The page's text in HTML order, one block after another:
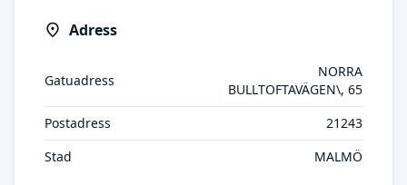
Adress
Gatuadress
NORRA
BULLTOFTAVÄGEN\, 65
Postadress
21243
Stad
MALMÖ